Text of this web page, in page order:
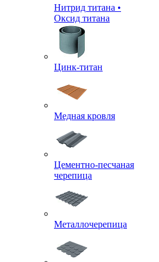
Нитрид титана •
Оксид титана
Цинк-титан
Медная кровля
Цементно-песчаная
черепица
Металлочерепица